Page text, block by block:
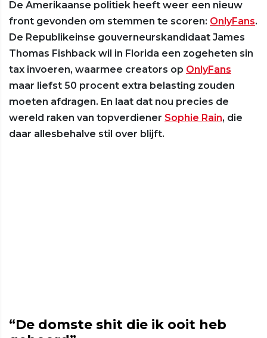
De Amerikaanse politiek heeft weer een nieuw
front gevonden om stemmen te scoren: OnlyFans.
De Republikeinse gouverneurskandidaat James
Thomas Fishback wil in Florida een zogeheten sin
tax invoeren, waarmee creators op OnlyFans
maar liefst 50 procent extra belasting zouden
moeten afdragen. En laat dat nou precies de
wereld raken van topverdiener Sophie Rain, die
daar allesbehalve stil over blijft.
“De domste shit die ik ooit heb